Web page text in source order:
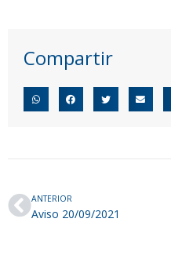
Compartir
ANTERIOR
Aviso 20/09/2021